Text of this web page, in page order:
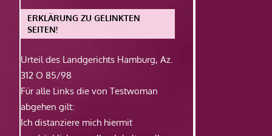
ERKLÄRUNG ZU GELINKTEN
SEITEN!
Urteil des Landgerichts Hamburg, Az.
312 O 85/98
Für alle Links die von Testwoman
abgehen gilt:
Ich distanziere mich hiermit